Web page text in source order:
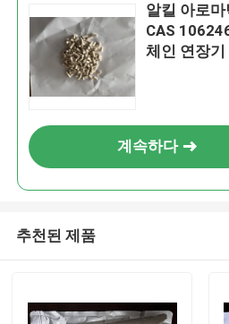
알킬 아로
CAS
체인 연장기
계속하다
추천된 제품